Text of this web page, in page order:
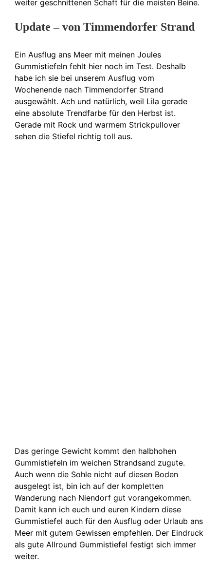
weiter geschnittenen Schaft für die meisten Beine.
Update – von Timmendorfer Strand
Ein Ausflug ans Meer mit meinen Joules
Gummistiefeln fehlt hier noch im Test. Deshalb
habe ich sie bei unserem Ausflug vom
Wochenende nach Timmendorfer Strand
ausgewählt. Ach und natürlich, weil Lila gerade
eine absolute Trendfarbe für den Herbst ist.
Gerade mit Rock und warmem Strickpullover
sehen die Stiefel richtig toll aus.
Das geringe Gewicht kommt den halbhohen
Gummistiefeln im weichen Strandsand zugute.
Auch wenn die Sohle nicht auf diesen Boden
ausgelegt ist, bin ich auf der kompletten
Wanderung nach Niendorf gut vorangekommen.
Damit kann ich euch und euren Kindern diese
Gummistiefel auch für den Ausflug oder Urlaub ans
Meer mit gutem Gewissen empfehlen. Der Eindruck
als gute Allround Gummistiefel festigt sich immer
weiter.